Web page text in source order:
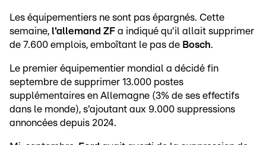
Les équipementiers ne sont pas épargnés. Cette
semaine, l'allemand ZF a indiqué qu'il allait supprimer
de 7.600 emplois, emboîtant le pas de Bosch.
Le premier équipementier mondial a décidé fin
septembre de supprimer 13.000 postes
supplémentaires en Allemagne (3% de ses effectifs
dans le monde), s'ajoutant aux 9.000 suppressions
annoncées depuis 2024.